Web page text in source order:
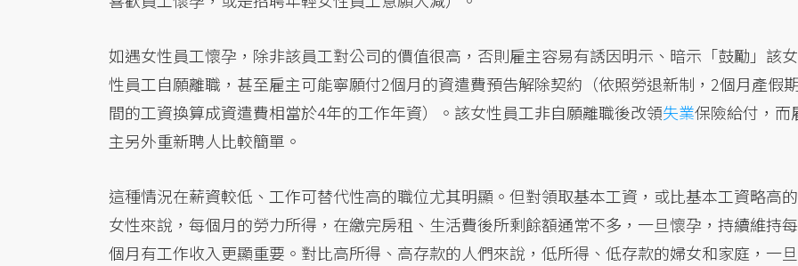
如遇女性員工懷孕，除非該員工對公司的價值很高，否則雇主容易有誘因明示、暗示「鼓勵」該女
性員工自願離職，甚至雇主可能寧願付2個月的資遣費預告解除契約（依照勞退新制，2個月產假
間的工資換算成資遣費相當於4年的工作年資）。該女性員工非自願離職後改領失業保險給付，而
主另外重新聘人比較簡單。
這種情況在薪資較低、工作可替代性高的職位尤其明顯。但對領取基本工資，或比基本工資略高的
女性來說，每個月的勞力所得，在繳完房租、生活費後所剩餘額通常不多，一旦懷孕，持續維持每
個月有工作收入更顯重要。對比高所得、高存款的人們來說，低所得、低存款的婦女和家庭，一旦